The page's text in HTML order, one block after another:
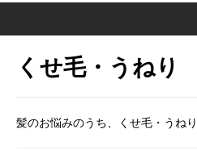
くせ毛・うねり
髪のお悩みのうち、くせ毛・うね